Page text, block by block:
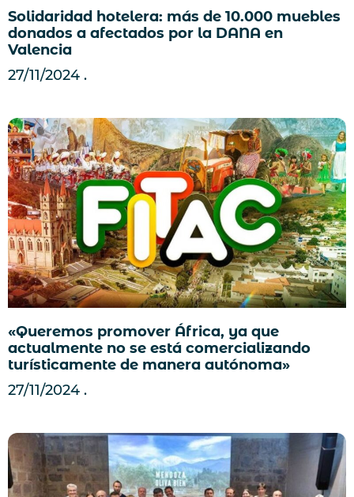
Solidaridad hotelera: más de 10.000 muebles
donados a afectados por la DANA en
Valencia
27/11/2024
«Queremos promover África, ya que
actualmente no se está comercializando
turísticamente de manera autónoma»
27/11/2024